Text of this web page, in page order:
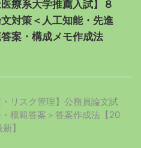
医療系大学推薦入試】８
対策＜人工知能・先進
案・構成メモ作成法
・リスク管理】公務員論文試
模範答案＞答案作成法【20
】